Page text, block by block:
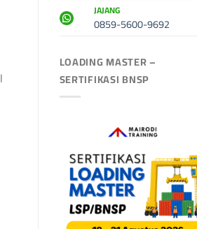
JAJANG
0859-5600-9692
LOADING MASTER –
SERTIFIKASI BNSP